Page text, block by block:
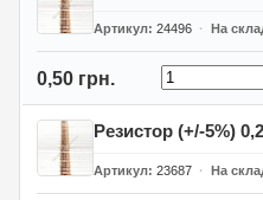
Артикул 24496 На
0,50 грн.
Резистор (+/-5%)
Артикул 23687 На